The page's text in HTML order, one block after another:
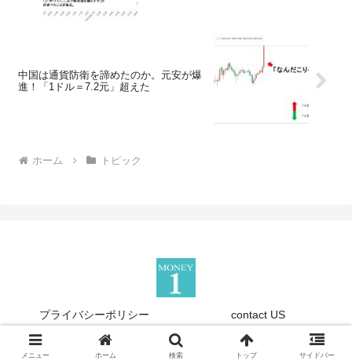
中国は通貨防衛を諦めたのか。元安が爆
進！「1ドル＝7.2元」超えた
ホーム トピック
プライバシーポリシー contact US
Copyright © 2013-2026 『Money1』 All Rights Reserved.
メニュー ホーム 検索 トップ サイドバー